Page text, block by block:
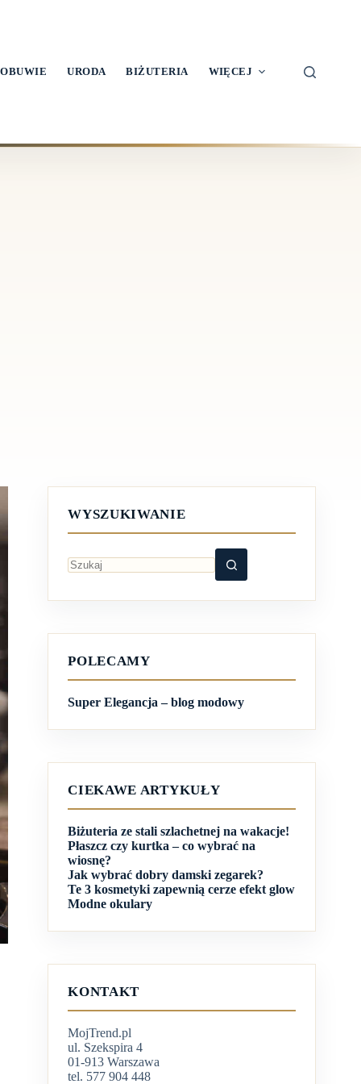
OBUWIE URODA BIŻUTERIA WIĘCEJ
WYSZUKIWANIE
wyników
POLECAMY
Super Elegancja – blog modowy
CIEKAWE ARTYKUŁY
Biżuteria ze stali szlachetnej na wakacje!
Płaszcz czy kurtka – co wybrać na
wiosnę?
Jak wybrać dobry damski zegarek?
Te 3 kosmetyki zapewnią cerze efekt glow
Modne okulary
KONTAKT
MojTrend.pl
ul. Szekspira 4
01-913 Warszawa
tel. 577 904 448